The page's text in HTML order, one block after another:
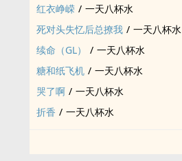
红衣峥嵘 / 一天八杯水
死对头失忆后总撩我 / 一天八杯水
续命（GL）
/ 一天八杯水
糖和纸飞机 / 一天八杯水
哭了啊 / 一天八杯水
折香 / 一天八杯水